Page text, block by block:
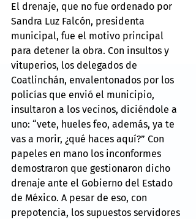
El drenaje, que no fue ordenado por
Sandra Luz Falcón, presidenta
municipal, fue el motivo principal
para detener la obra. Con insultos y
vituperios, los delegados de
Coatlinchán, envalentonados por los
policías que envió el municipio,
insultaron a los vecinos, diciéndole a
uno: “vete, hueles feo, además, ya te
vas a morir, ¿qué haces aquí?” Con
papeles en mano los inconformes
demostraron que gestionaron dicho
drenaje ante el Gobierno del Estado
de México. A pesar de eso, con
prepotencia, los supuestos servidores